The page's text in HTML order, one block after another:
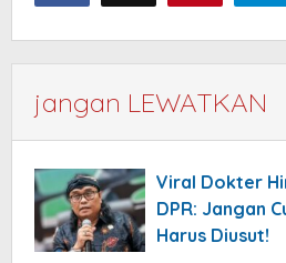
jangan LEWATKAN
Viral Dokter
DPR: Jangan
Harus Diusut!